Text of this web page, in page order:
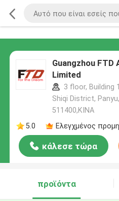
Guangzhou
Limited
3 floor, Building
Shiqi District,
511400,ΚΙΝΑ
5.0
Ελεγχμένος
κάλεσε τώρα
προϊόντα